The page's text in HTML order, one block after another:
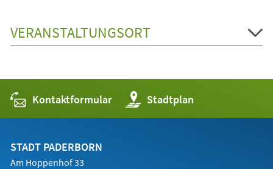
VERANSTALTUNGSORT
Kontaktformular Stadtplan
(Öffnet
in
einem
STADT PADERBORN
Am Hoppenhof 33